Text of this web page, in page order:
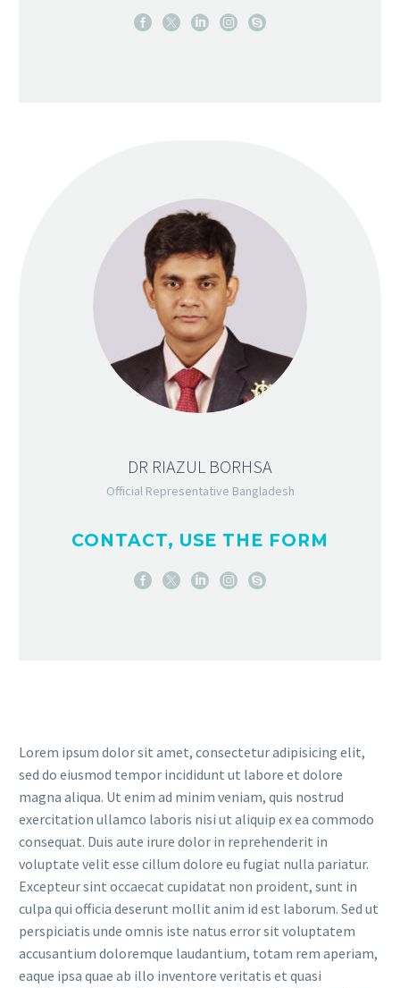
DR RIAZUL BORHSA
Official Representative Bangladesh
CONTACT, USE THE FORM
Lorem ipsum dolor sit amet, consectetur adipisicing elit,
sed do eiusmod tempor incididunt ut labore et dolore
magna aliqua. Ut enim ad minim veniam, quis nostrud
exercitation ullamco laboris nisi ut aliquip ex ea commodo
consequat. Duis aute irure dolor in reprehenderit in
voluptate velit esse cillum dolore eu fugiat nulla pariatur.
Excepteur sint occaecat cupidatat non proident, sunt in
culpa qui officia deserunt mollit anim id est laborum. Sed ut
perspiciatis unde omnis iste natus error sit voluptatem
accusantium doloremque laudantium, totam rem aperiam,
eaque ipsa quae ab illo inventore veritatis et quasi